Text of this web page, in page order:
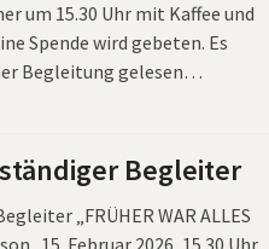
um 15.30 Uhr mit Kaffee und
Spende wird gebeten. Es
Begleitung gelesen…
Begleiter
„FRÜHER WAR ALLES